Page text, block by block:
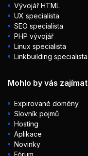
Vývojář HTML
UX specialista
SEO specialista
PHP vývojář
Linux specialista
Linkbuilding specialista
Mohlo by vás zajímat
Expirované domény
Slovník pojmů
Hosting
Aplikace
Novinky
Fórum